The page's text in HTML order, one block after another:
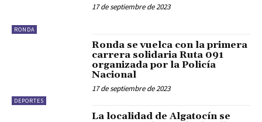
RONDA
17 de septiembre de 2023
DEPORTES
Ronda se vuelca con la primera
carrera solidaria Ruta 091
organizada por la Policía
Nacional
17 de septiembre de 2023
La localidad de Algatocín se